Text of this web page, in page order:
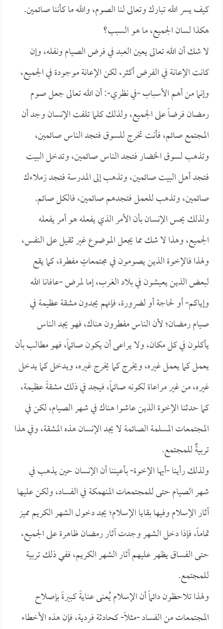
كيف يسر الله تبارك وتعالى لنا الصوم، والله ما كأننا صائمين.
هكذا لسان الجميع، ما هو السبب؟
لا شك أن الله تعالى يعين العبد في فرض الصيام ونفله، وإن
كانت الإعانة في الفرض أكثر، لكن الإعانة موجودة في الجميع،
وإنما من أهم الأسباب -في نظري-: أن الله تعالى جعل صوم
رمضان فرضاً على الجميع، ولذلك كلما تلفت الإنسان وجد أن
المجتمع صائم، فأنت تخرج للسوق فتجد الناس صائمين،
وتذهب لسوق الخضار فتجد الناس صائمين، وتدخل البيت
فتجد أهل البيت صائمين، وتذهب إلى المدرسة فتجد زملاءك
صائمين، وتذهب للعمل فتجدهم صائمين، فالكل صائم.
ولذلك يحس الإنسان بأن الأمر الذي يفعله هو أمر يفعله
الجميع، وهذا لا شك مما يجعل الموضوع غير ثقيل على النفس،
ولهذا فالإخوة الذين يصومون في مجتمعاتٍ مفطرة، كما يقع
لبعض الذين يعيشون في بلاد الغرب، إما لمرض -عافانا الله
وإياكم- أو لحاجة أو لضرورة، فإنهم يجدون مشقة عظيمة في
صيام رمضان؛ لأن الناس مفطرون هناك، فهو يجد الناس
يأكلون في كل مكان، ولا يراعى أن يكون صائماً، فهو مطالب بأن
يعمل كما يعمل غيره، ويخرج كما يخرج غيره، ويدخل كما يدخل
غيره، من غير مراعاة لكونه صائماً، فيجد في ذلك مشقةً عظيمة،
كما حدثنا الإخوة الذين عاشوا هناك في شهر الصيام، لكن في
المجتمعات المسلمة الصائمة لا يجد الإنسان هذه المشقة، وفي هذا
تربيةٌ للمجتمع.
ولذلك رأينا -أيها الإخوة- بأعيننا أن الإنسان حين يذهب في
شهر الصيام حتى للمجتمعات المنهمكة في الفساد، ولكن عليها
آثار الإسلام وفيها بقايا الإسلام؛ يجد دخول الشهر الكريم مميز
تماماً، فإذا دخل الشهر وجدت آثار رمضان ظاهرة على الجميع،
حتى الفساق يظهر عليهم آثار الشهر الكريم، ففي ذلك تربية
للمجتمع.
ولهذا تلاحظون دائماً أن الإسلام يُعنى عنايةً كبيرةً بإصلاح
المجتمعات من الفساد -مثلاً- كحادثة فردية، فإن هذه الأخطاء